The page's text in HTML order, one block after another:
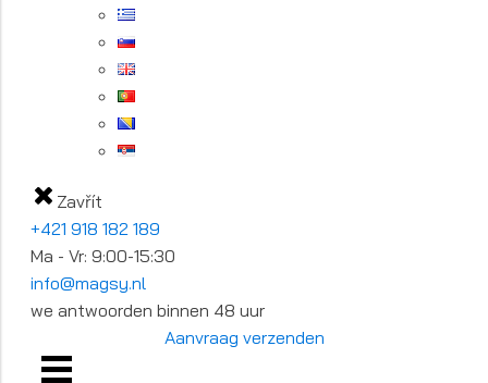
Zavřít
+421 918 182 189
Ma - Vr: 9:00-15:30
info@magsy.nl
we antwoorden binnen 48 uur
Aanvraag verzenden